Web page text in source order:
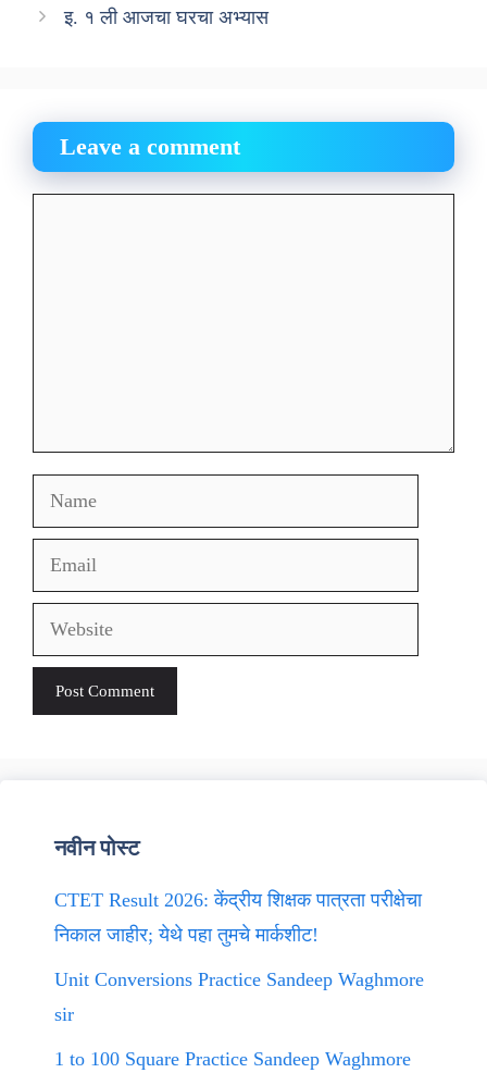
इ. १ ली आजचा घरचा अभ्यास
Leave a comment
Name
Email
Website
नवीन पोस्ट
CTET Result 2026: केंद्रीय शिक्षक पात्रता परीक्षेचा
निकाल जाहीर; येथे पहा तुमचे मार्कशीट!
Unit Conversions Practice Sandeep Waghmore
sir
1 to 100 Square Practice Sandeep Waghmore